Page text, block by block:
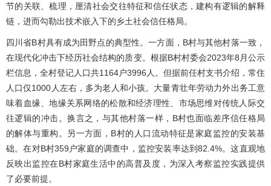
节的关联、梳理，厘清社会交往特征和信任状态，建构有逻辑的解释
链，进而勾勒出技术嵌入下的乡土社会信任格局。
四川省B村具有成为田野点的典型性。一方面，B村与其他村落一致，
在现代化冲击下经历社会结构的质变。根据B村村委会2023年8月公示
栏信息，全村登记人口共1164户3996人。但据前任村支书介绍，常住
人口仅1000人左右，多为老人和小孩。大量青壮年劳动力外出务工意
味着血缘、地缘关系网络的松散和经济理性、市场思维对传统人际交
往逻辑的冲击。换言之，与其他村落一样，B村也面临差序信任格局
的解体与重构。另一方面，B村的人口流动特征是家庭监控的安装基
础。在对B村359户家庭的调查中，监控安装率达到82.4%。这直观地
反映出监控在B村家庭生活中的高普及度，为深入考察监控实践提供
了必要前提。